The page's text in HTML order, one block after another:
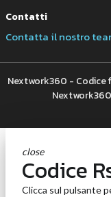
Contatti
Contatta il nostro
Nextwork360 -
Nextwork360.
close
Codice
Clicca sul pulsante